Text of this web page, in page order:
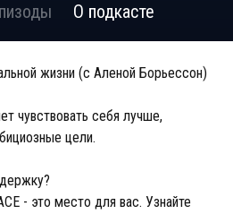
О подкасте
жизни (с Аленой Борьессон)
чувствовать себя лучше,
цели.
- это место для вас. Узнайте